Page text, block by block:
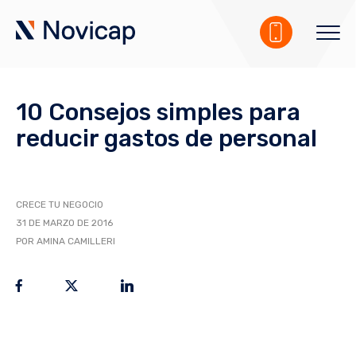
10 Consejos simples para
reducir gastos de personal
CRECE TU NEGOCIO
31 DE MARZO DE 2016
POR AMINA CAMILLERI